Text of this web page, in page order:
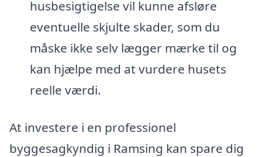
husbesigtigelse vil kunne afsløre
eventuelle skjulte skader, som du
måske ikke selv lægger mærke til og
kan hjælpe med at vurdere husets
reelle værdi.
At investere i en professionel
byggesagkyndig i Ramsing kan spare dig